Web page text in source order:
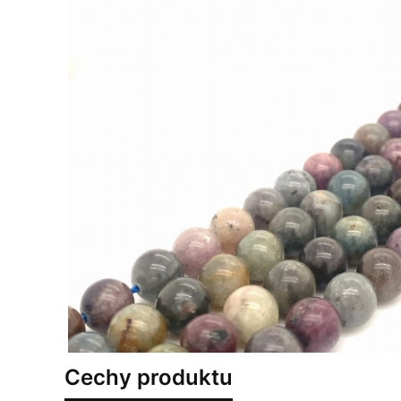
Cechy produktu